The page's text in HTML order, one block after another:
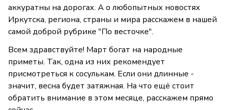
аккуратны на дорогах. А о любопытных новостях
Иркутска, региона, страны и мира расскажем в нашей
самой доброй рубрике "По весточке".
Всем здравствуйте! Март богат на народные
приметы. Так, одна из них рекомендует
присмотреться к сосулькам. Если они длинные -
значит, весна будет затяжная. На что ещё стоит
обратить внимание в этом месяце, расскажем прямо